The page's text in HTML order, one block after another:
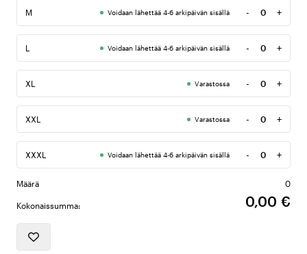
M Voidaan lähettää 4-6 arkipäivän sisällä -
Määrä
+
L Voidaan lähettää 4-6 arkipäivän sisällä -
Määrä
+
XL Varastossa -
Määrä
+
XXL Varastossa -
Määrä
+
XXXL Voidaan lähettää 4-6 arkipäivän sisällä -
Määrä
+
Määrä 0
Kokonaissumma: 0,00 €